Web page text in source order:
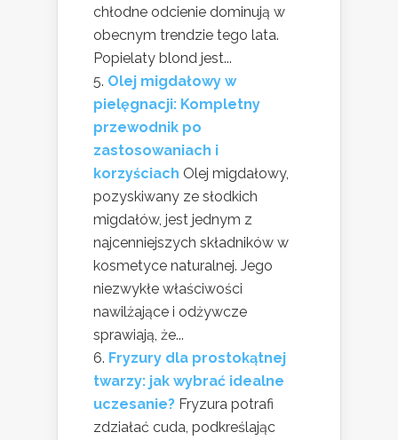
chłodne odcienie dominują w
obecnym trendzie tego lata.
Popielaty blond jest...
Olej migdałowy w
pielęgnacji: Kompletny
przewodnik po
zastosowaniach i
korzyściach Olej migdałowy,
pozyskiwany ze słodkich
migdałów, jest jednym z
najcenniejszych składników w
kosmetyce naturalnej. Jego
niezwykłe właściwości
nawilżające i odżywcze
sprawiają, że...
Fryzury dla prostokątnej
twarzy: jak wybrać idealne
uczesanie? Fryzura potrafi
zdziałać cuda, podkreślając